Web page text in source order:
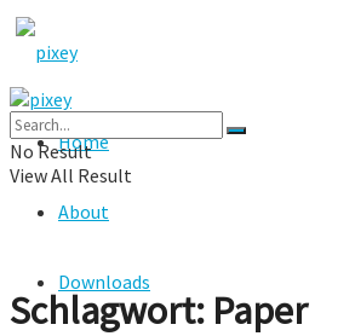
Home
About
Downloads
No Result
View All Result
Schlagwort: Paper